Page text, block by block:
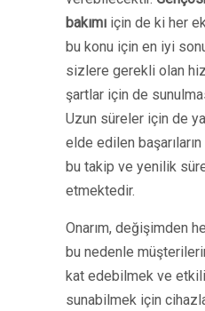
bakımı için de ki her
bu konu için en iyi
sizlere gerekli olan
şartlar için de
Uzun süreler için de
elde edilen başarıların
bu takip ve yenilik
etmektedir.
Onarım, değişimden
bu nedenle
kat edebilmek ve
sunabilmek için